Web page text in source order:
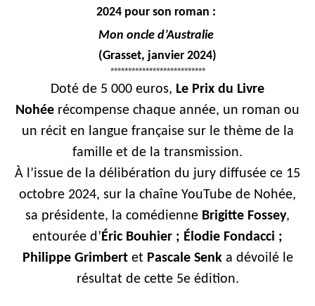
2024 pour son roman :
Mon oncle d’Australie
(Grasset, janvier 2024)
***************************
Doté de 5 000 euros, Le Prix du Livre
Nohée récompense chaque année, un roman ou
un récit en langue française sur le thème de la
famille et de la transmission.
À l’issue de la délibération du jury diffusée ce 15
octobre 2024, sur la chaîne YouTube de Nohée,
sa présidente, la comédienne Brigitte Fossey,
entourée d’Éric Bouhier ; Élodie Fondacci ;
Philippe Grimbert etPascale Senka dévoilé le
résultat de cette 5e édition.